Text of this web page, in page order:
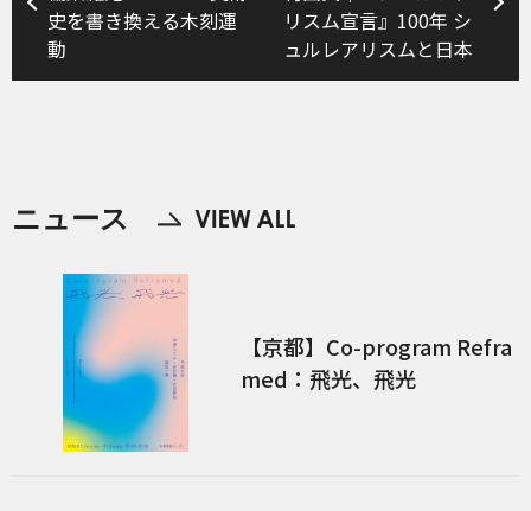
史を書き換える木刻運
動
リスム宣言』100年 シ
ュルレアリスムと日本
ニュース
【京都】Co-program Refra
med：飛光、飛光